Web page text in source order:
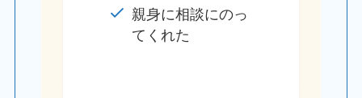
親身に相談にのっ
てくれた